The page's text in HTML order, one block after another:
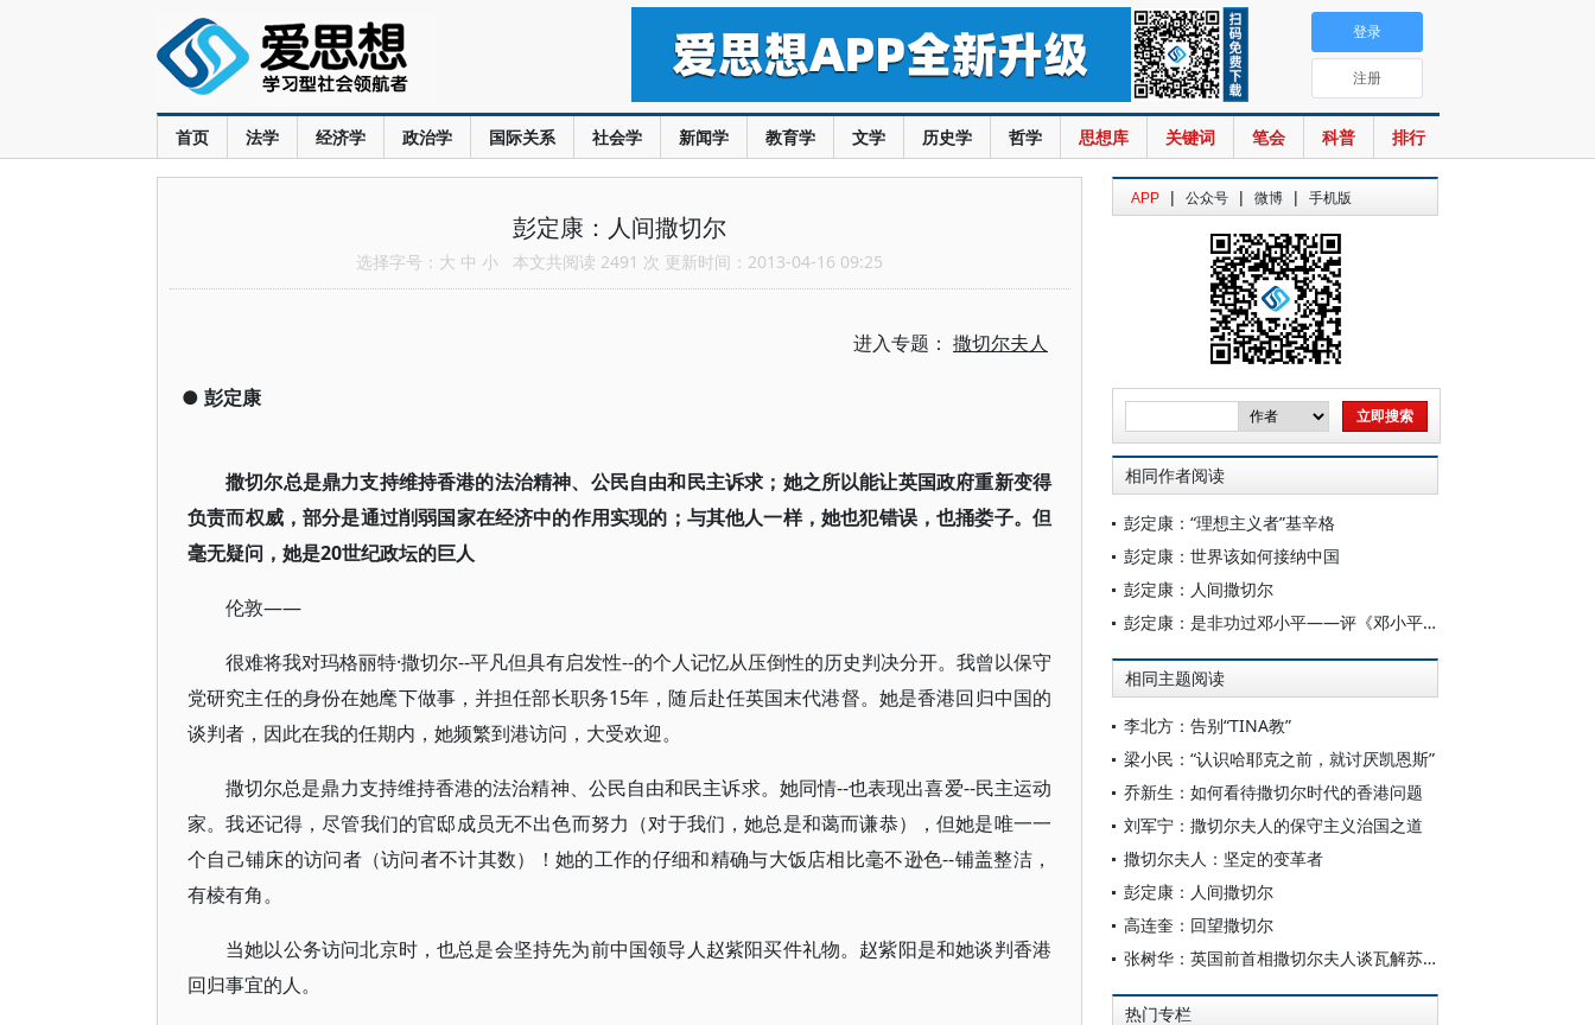
首页 法学 经济学 政治学 国际关系 社会学 新闻学 教育学 文学 历史学 哲学 思想库 关键词 笔会 科普 排行
登录
注册
彭定康：人间撒切尔
选择字号： 大 中 小 本文共阅读 2491 次 更新时间：2013-04-16 09:25
进入专题： 撒切尔夫人
● 彭定康
撒切尔总是鼎力支持维持香港的法治精神、公民自由和民主诉求；她之所以能让英国政府重新变得
负责而权威，部分是通过削弱国家在经济中的作用实现的；与其他人一样，她也犯错误，也捅娄子。但
毫无疑问，她是20世纪政坛的巨人
伦敦——
很难将我对玛格丽特·撒切尔--平凡但具有启发性--的个人记忆从压倒性的历史判决分开。我曾以保守
党研究主任的身份在她麾下做事，并担任部长职务15年，随后赴任英国末代港督。她是香港回归中国的
谈判者，因此在我的任期内，她频繁到港访问，大受欢迎。
撒切尔总是鼎力支持维持香港的法治精神、公民自由和民主诉求。她同情--也表现出喜爱--民主运动
家。我还记得，尽管我们的官邸成员无不出色而努力（对于我们，她总是和蔼而谦恭），但她是唯一一
个自己铺床的访问者（访问者不计其数）！她的工作的仔细和精确与大饭店相比毫不逊色--铺盖整洁，
有棱有角。
当她以公务访问北京时，也总是会坚持先为前中国领导人赵紫阳买件礼物。赵紫阳是和她谈判香港
回归事宜的人。
APP | 公众号 | 微博 | 手机版
相同作者阅读
彭定康：“理想主义者”基辛格
彭定康：世界该如何接纳中国
彭定康：人间撒切尔
彭定康：是非功过邓小平——评《邓小平传》
相同主题阅读
李北方：告别“TINA教”
梁小民：“认识哈耶克之前，就讨厌凯恩斯”
乔新生：如何看待撒切尔时代的香港问题
刘军宁：撒切尔夫人的保守主义治国之道
撒切尔夫人：坚定的变革者
彭定康：人间撒切尔
高连奎：回望撒切尔
张树华：英国前首相撒切尔夫人谈瓦解苏联
热门专栏